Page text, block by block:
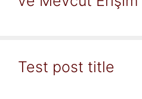
Test post title